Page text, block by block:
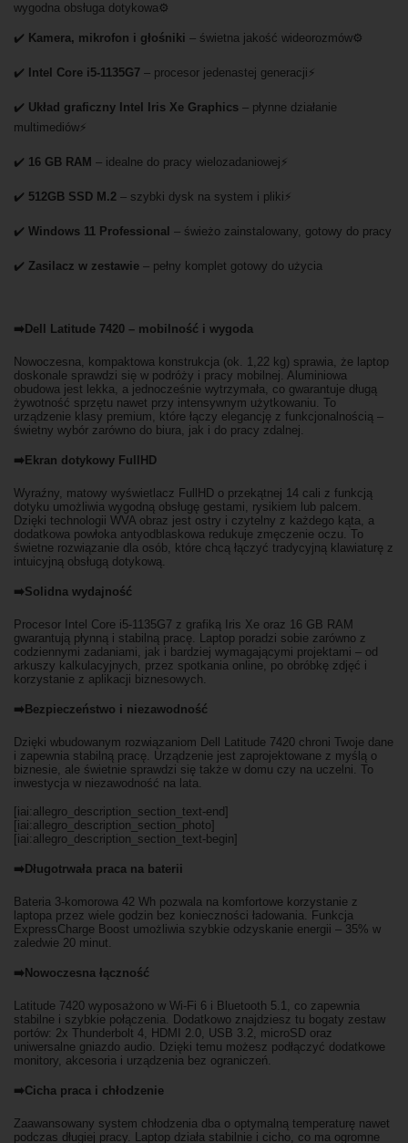
wygodna obsługa dotykowa⚙️
✔️ Kamera, mikrofon i głośniki – świetna jakość wideorozmów⚙️
✔️ Intel Core i5-1135G7 – procesor jedenastej generacji⚡
✔️ Układ graficzny Intel Iris Xe Graphics – płynne działanie
multimediów⚡
✔️ 16 GB RAM – idealne do pracy wielozadaniowej⚡
✔️ 512GB SSD M.2 – szybki dysk na system i pliki⚡
✔️ Windows 11 Professional – świeżo zainstalowany, gotowy do pracy
✔️ Zasilacz w zestawie – pełny komplet gotowy do użycia
➡️Dell Latitude 7420 – mobilność i wygoda
Nowoczesna, kompaktowa konstrukcja (ok. 1,22 kg) sprawia, że laptop
doskonale sprawdzi się w podróży i pracy mobilnej. Aluminiowa
obudowa jest lekka, a jednocześnie wytrzymała, co gwarantuje długą
żywotność sprzętu nawet przy intensywnym użytkowaniu. To
urządzenie klasy premium, które łączy elegancję z funkcjonalnością –
świetny wybór zarówno do biura, jak i do pracy zdalnej.
➡️Ekran dotykowy FullHD
Wyraźny, matowy wyświetlacz FullHD o przekątnej 14 cali z funkcją
dotyku umożliwia wygodną obsługę gestami, rysikiem lub palcem.
Dzięki technologii WVA obraz jest ostry i czytelny z każdego kąta, a
dodatkowa powłoka antyodblaskowa redukuje zmęczenie oczu. To
świetne rozwiązanie dla osób, które chcą łączyć tradycyjną klawiaturę z
intuicyjną obsługą dotykową.
➡️Solidna wydajność
Procesor Intel Core i5-1135G7 z grafiką Iris Xe oraz 16 GB RAM
gwarantują płynną i stabilną pracę. Laptop poradzi sobie zarówno z
codziennymi zadaniami, jak i bardziej wymagającymi projektami – od
arkuszy kalkulacyjnych, przez spotkania online, po obróbkę zdjęć i
korzystanie z aplikacji biznesowych.
➡️Bezpieczeństwo i niezawodność
Dzięki wbudowanym rozwiązaniom Dell Latitude 7420 chroni Twoje dane
i zapewnia stabilną pracę. Urządzenie jest zaprojektowane z myślą o
biznesie, ale świetnie sprawdzi się także w domu czy na uczelni. To
inwestycja w niezawodność na lata.
[iai:allegro_description_section_text-end]
[iai:allegro_description_section_photo]
[iai:allegro_description_section_text-begin]
➡️Długotrwała praca na baterii
Bateria 3-komorowa 42 Wh pozwala na komfortowe korzystanie z
laptopa przez wiele godzin bez konieczności ładowania. Funkcja
ExpressCharge Boost umożliwia szybkie odzyskanie energii – 35% w
zaledwie 20 minut.
➡️Nowoczesna łączność
Latitude 7420 wyposażono w Wi-Fi 6 i Bluetooth 5.1, co zapewnia
stabilne i szybkie połączenia. Dodatkowo znajdziesz tu bogaty zestaw
portów: 2x Thunderbolt 4, HDMI 2.0, USB 3.2, microSD oraz
uniwersalne gniazdo audio. Dzięki temu możesz podłączyć dodatkowe
monitory, akcesoria i urządzenia bez ograniczeń.
➡️Cicha praca i chłodzenie
Zaawansowany system chłodzenia dba o optymalną temperaturę nawet
podczas długiej pracy. Laptop działa stabilnie i cicho, co ma ogromne